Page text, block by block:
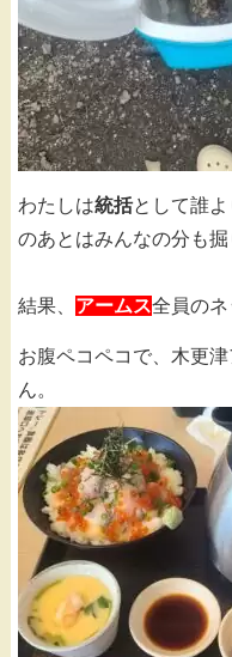
わたしは統括として誰
のあとはみんなの分も掘
結果、 アームス全員のネ
お腹ペコペコで、木更
ん。